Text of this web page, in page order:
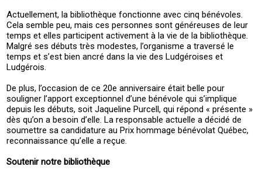
Actuellement, la bibliothèque fonctionne avec cinq bénévoles.
Cela semble peu, mais ces personnes sont généreuses de leur
temps et elles participent activement à la vie de la bibliothèque.
Malgré ses débuts très modestes, l’organisme a traversé le
temps et s’est bien ancré dans la vie des Ludgéroises et
Ludgérois.
De plus, l’occasion de ce 20e anniversaire était belle pour
souligner l’apport exceptionnel d’une bénévole qui s’implique
depuis les débuts, soit Jaqueline Purcell, qui répond « présente »
dès qu’on a besoin d’elle. La responsable actuelle a décidé de
soumettre sa candidature au Prix hommage bénévolat Québec,
reconnaissance qu’elle a reçue.
Soutenir notre bibliothèque